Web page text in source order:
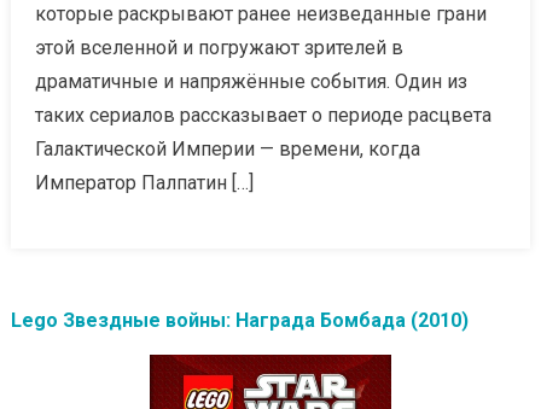
которые раскрывают ранее неизведанные грани
этой вселенной и погружают зрителей в
драматичные и напряжённые события. Один из
таких сериалов рассказывает о периоде расцвета
Галактической Империи — времени, когда
Император Палпатин […]
Lego Звездные войны: Награда Бомбада (2010)